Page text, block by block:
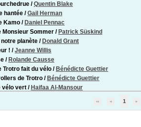
/Quentin Blake
hantée /Gail Herman
Kamo / Daniel Pennac
Monsieur Sommer / Patrick Süskind
planète / Donald Grant
! /Jeanne Willis
/ Rolande Causse
Trotro fait du vélo / Bénédicte Guettier
de Trotro / Bénédicte Guettier
vélo vert / Haifaa Al-Mansour
1